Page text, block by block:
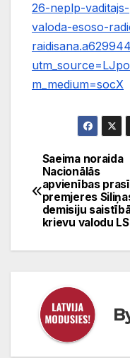
26-neplp-
valoda-esoso-
m_medium=socX
Ziņu
izvēlne
Saeima noraida
Nacionālās
apvienības
premjeres
demisiju
krievu valodu